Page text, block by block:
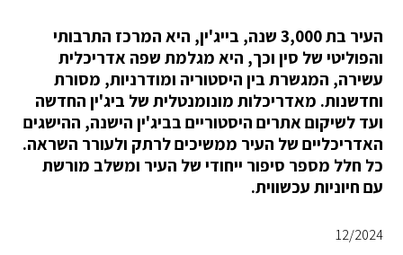
העיר בת 3,000 שנה, בייג'ין, היא המרכז התרבותי
והפוליטי של סין וכך, היא מגלמת שפה אדריכלית
עשירה, המגשרת בין היסטוריה ומודרניות, מסורת
וחדשנות. מאדריכלות מונומנטלית של ביג'ין החדשה
ועד לשיקום אתרים היסטוריים בביג'ין הישנה, ההישגים
האדריכליים של העיר ממשיכים לרתק ולעורר השראה.
כל חלל מספר סיפור ייחודי של העיר ומשלב מורשת
עם חיוניות עכשווית.
12/2024